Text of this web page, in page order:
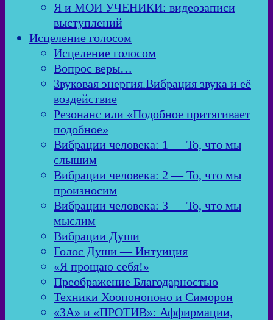
Я и МОИ УЧЕНИКИ: видеозаписи
выступлений
Исцеление голосом
Исцеление голосом
Вопрос веры…
Звуковая энергия.Вибрация звука и её
воздействие
Резонанс или «Подобное притягивает
подобное»
Вибрации человека: 1 — То, что мы
слышим
Вибрации человека: 2 — То, что мы
произносим
Вибрации человека: 3 — То, что мы
мыслим
Вибрации Души
Голос Души — Интуиция
«Я прощаю себя!»
Преображение Благодарностью
Техники Хоопонопоно и Симорон
«ЗА» и «ПРОТИВ»: Аффирмации,